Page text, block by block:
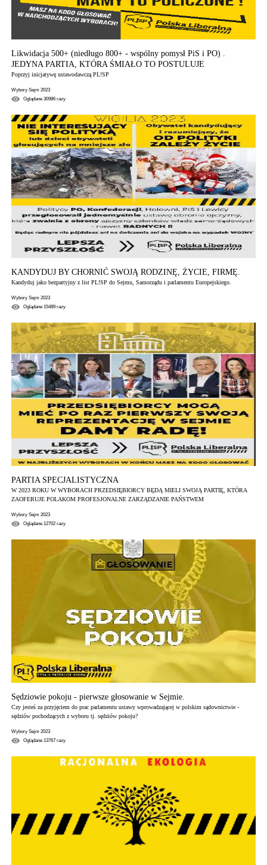
Likwidacja 500+ (niedługo 800+ - wspólny pomysł PiS i PO) .
JEDYNA PARTIA, KTÓRA ŚMIAŁO TO POSTULUJE
Poprzyj inicjatywę ustawodawczą PL!SP
Wybory Sejm 2023
Oglądane 30986razy
KANDYDUJ BY CHORNIĆ SWOJĄ RODZINĘ, ŻYCIE, FIRMĘ.
Kandyduj jako bezpartyjny z list PL!SP do Sejmu, Samorządu i parlamentu Europejskiego.
Wybory Sejm 2023
Oglądane 15489razy
PARTIA SPECJALISTYCZNA
W 2023 ROKU W WYBORACH PRZEDSIĘBIORCY BĘDĄ MIELI SWOJĄ PARTIĘ, KTÓRA
ZAOFERUJE POLAKOM PROFESJONALNE ZARZĄDZANIE PAŃSTWEM
Wybory Sejm 2023
Oglądane 12702razy
Sędziowie pokoju - pierwsze głosowanie w Sejmie.
Czy jesteś za przyjęciem do prac parlamentu ustawy wprowadzającej w polskim sądownictwie -
sędziów pochodzących z wyboru tj. sędziów pokoju?
Wybory Sejm 2023
Oglądane 13767razy